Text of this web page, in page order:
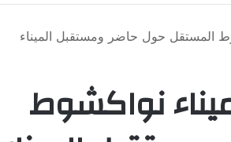
المستقل حول حاضر ومستقبل الميناء
نواكشوط